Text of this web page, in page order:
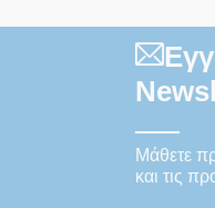
Μάθετε
και τις